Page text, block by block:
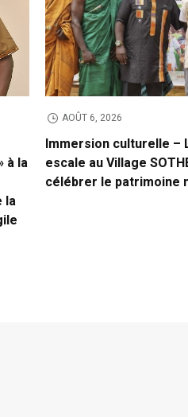
à la
la
AOÛT 6, 2026
Immersion culturelle –
escale au Village
célébrer le patrimoine